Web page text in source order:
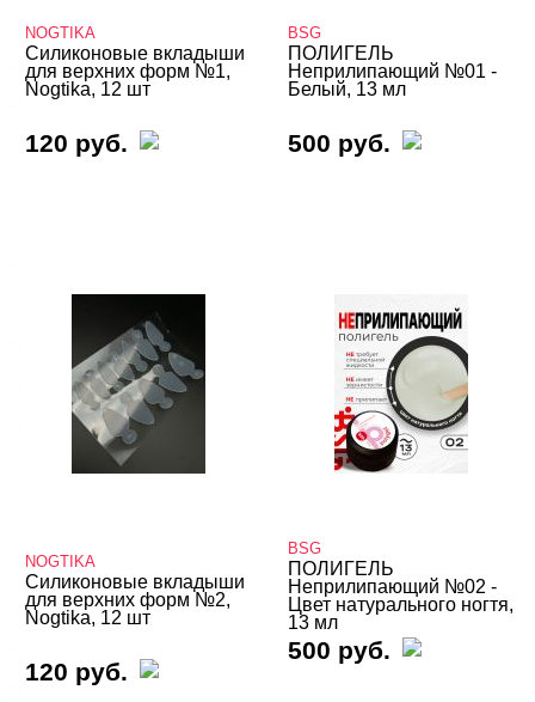
Однофазная
Трехфазная
LED/UV-гели
Акригель
Уф-Гель
Биогель
Показать все
3д
NOGTIKA
Силиконовые вкладыши
для верхних форм №1,
Nogtika, 12 шт
120 руб.
BSG
ПОЛИГЕЛЬ
Неприлипающий №01 -
Белый, 13 мл
500 руб.
NOGTIKA
Силиконовые вкладыши
для верхних форм №2,
Nogtika, 12 шт
120 руб.
BSG
ПОЛИГЕЛЬ
Неприлипающий №02 -
Цвет натурального ногтя,
13 мл
500 руб.